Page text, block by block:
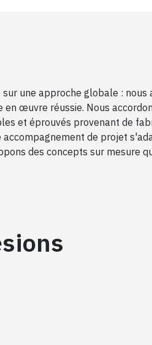
une approche globale : nous
œuvre réussie. Nous
et éprouvés provenant de
de projet
des concepts sur mesure